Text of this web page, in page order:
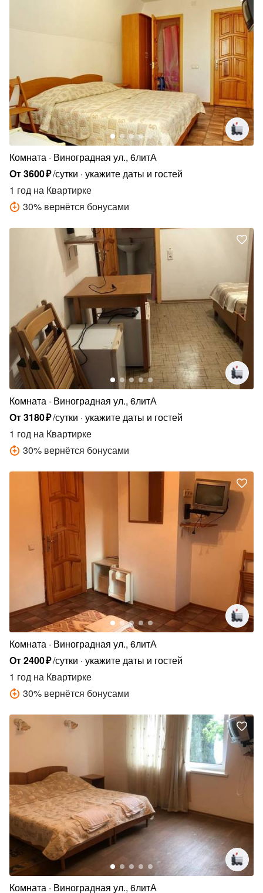
Комната Виноградная ул., 6литА
От3600₽/сутки укажите даты и гостей
1 год на Квартирке
30% вернётся бонусами
Комната Виноградная ул., 6литА
От3180₽/сутки укажите даты и гостей
1 год на Квартирке
30% вернётся бонусами
Комната Виноградная ул., 6литА
От2400₽/сутки укажите даты и гостей
1 год на Квартирке
30% вернётся бонусами
Комната Виноградная ул., 6литА